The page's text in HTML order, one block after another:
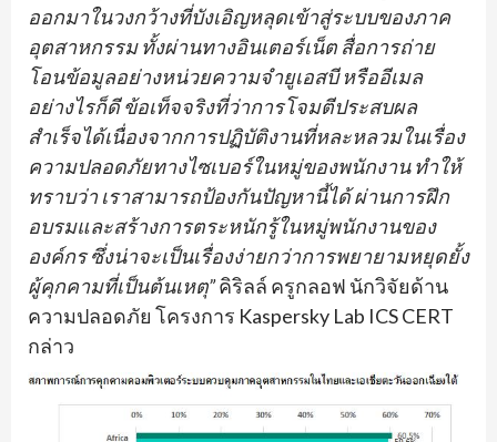
ออกมาในวงกว้างที่บังเอิญหลุดเข้าสู่ระบบของภาค
อุตสาหกรรม ทั้งผ่านทางอินเตอร์เน็ต สื่อการถ่าย
โอนข้อมูลอย่างหน่วยความจำยูเอสบี หรืออีเมล
อย่างไรก็ดี ข้อเท็จจริงที่ว่าการโจมตีประสบผล
สำเร็จได้เนื่องจากการปฏิบัติงานที่หละหลวมในเรื่อง
ความปลอดภัยทางไซเบอร์ในหมู่ของพนักงาน ทำให้
ทราบว่า เราสามารถป้องกันปัญหานี้ได้ ผ่านการฝึก
อบรมและสร้างการตระหนักรู้ในหมู่พนักงานของ
องค์กร ซึ่งน่าจะเป็นเรื่องง่ายกว่าการพยายามหยุดยั้ง
ผู้คุกคามที่เป็นต้นเหตุ”คิริลล์ ครูกลอฟ นักวิจัยด้าน
ความปลอดภัย โครงการ Kaspersky Lab ICS CERT
กล่าว